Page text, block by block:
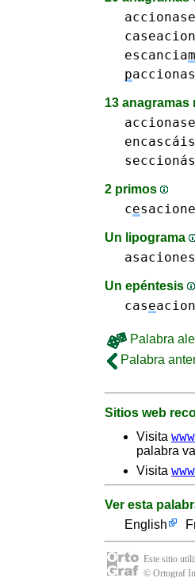
accionase
caseacion
escanciam
p
13 anagramas
accionase
encascáis
seccionás
2 primos
ce
Un lipograma
asaciones
Un epéntesis
case
Palabra
Palabra
Sitios web
Visita
palabra
Visita
Ver esta
English
Este sitio
© Ortograf